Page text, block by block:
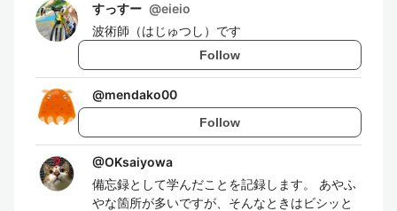
すっすー @eieio
波術師（はじゅつし）です
Follow
@mendako00
Follow
@OKsaiyowa
備忘録として学んだことを記録します。 あやふ
やな箇所が多いですが、そんなときはビシッと